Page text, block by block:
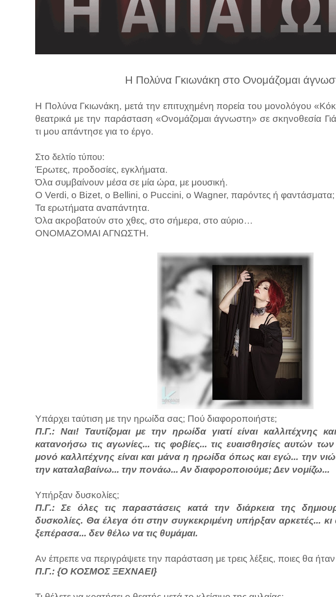
Η Πολύνα Γκιωνάκη στο Ονομάζομαι
Η Πολύνα Γκιωνάκη, μετά την επιτυχημένη πορεία του μονολόγου
θεατρικά με την παράσταση «Ονομάζομαι άγνωστη» σε σκηνοθεσία
τι μου απάντησε για το έργο.
Στο δελτίο τύπου:
Έρωτες, προδοσίες, εγκλήματα.
Όλα συμβαίνουν μέσα σε μία ώρα, με μουσική.
Ο Verdi, o Bizet, o Bellini, o Puccini, o Wagner, παρόντες ή φαντάσματα;
Τα ερωτήματα αναπάντητα.
Όλα ακροβατούν στο χθες, στο σήμερα, στο αύριο…
ΟΝΟΜΑΖΟΜΑΙ ΑΓΝΩΣΤΗ.
Υπάρχει ταύτιση με την ηρωίδα σας; Πού διαφοροποιήστε;
Π.Γ.: Ναι! Ταυτίζομαι με την ηρωίδα γιατί είναι καλλιτέχνης
κατανοήσω τις αγωνίες... τις φοβίες... τις ευαισθησίες αυτών
μονό καλλιτέχνης είναι και μάνα η ηρωίδα όπως και εγώ... την
την καταλαβαίνω... την πονάω... Αν διαφοροποιούμε; Δεν νομίζω...
Υπήρξαν δυσκολίες;
Π.Γ.: Σε όλες τις παραστάσεις κατά την διάρκεια της
δυσκολίες. Θα έλεγα ότι στην συγκεκριμένη υπήρξαν αρκετές... κι
ξεπέρασα... δεν θέλω να τις θυμάμαι.
Αν έπρεπε να περιγράψετε την παράσταση με τρεις λέξεις, ποιες θα ήταν
Π.Γ.: {Ο ΚΟΣΜΟΣ ΞΕΧΝΑΕΙ}